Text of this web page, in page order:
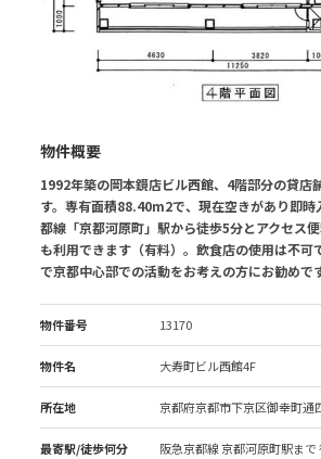
物件概要
1992年築の岡本鏡店ビル西館、4階部分の貸店
す。専有面積88.40m2で、現在空きがあり即時
都線「京都河原町」駅から徒歩5分とアクセス
も利用できます（有料）。飲食店の使用は不可
で京都中心部での活動をお考えの方にお勧めです
物件番号 13170
物件名 大寿町ビル西館4F
所在地 京都府京都市下京区御幸町通
最寄駅/徒歩何分 阪急京都線 京都河原町駅まで